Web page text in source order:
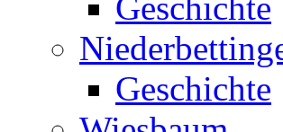
Geschichte
Geschichte